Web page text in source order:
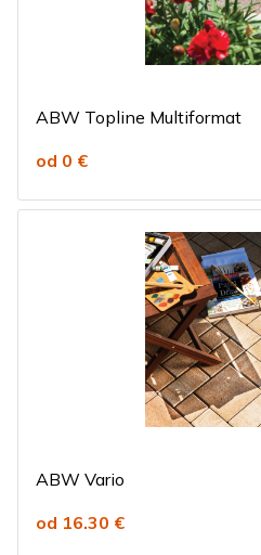
ABW Topline Multiformat
od 0 €
ABW Vario
od 16.30 €